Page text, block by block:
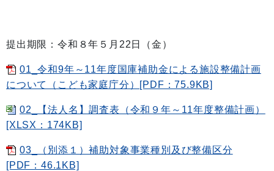
提出期限：令和８年５月22日（金）
01_令和9年～11年度国庫補助金による施設整備計画
について（こども家庭庁分）[PDF：75.9KB]
02_【法人名】調査表（令和９年～11年度整備計画）
[XLSX：174KB]
03_（別添１）補助対象事業種別及び整備区分
[PDF：46.1KB]